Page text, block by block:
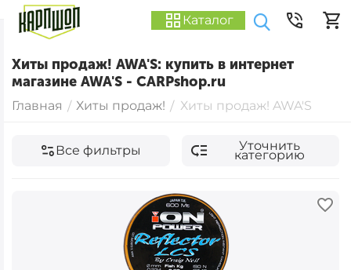
Каталог
Хиты продаж! AWA'S: купить в интернет
магазине AWA'S - CARPshop.ru
Главная / Хиты продаж! / Хиты продаж! AWA'S
Все фильтры Уточнить
категорию